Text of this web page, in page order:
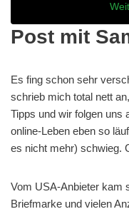
Post mit
Es fing schon sehr
schrieb mich total nett
Tipps und wir folgen uns
online-Leben eben so
es nicht mehr) schwieg.
Vom USA-Anbieter kam
Briefmarke und vielen